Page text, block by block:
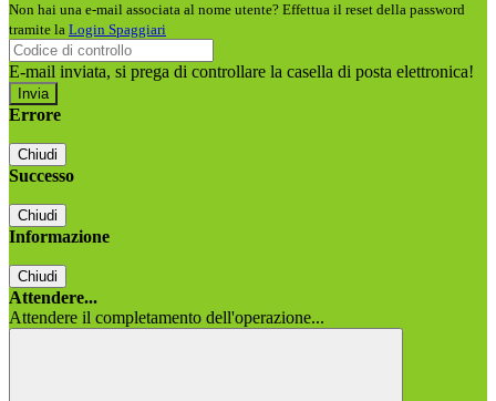
Non hai una e-mail associata al nome utente? Effettua il reset della password
tramite la Login Spaggiari
E-mail inviata, si prega di controllare la casella di posta elettronica!
Errore
Chiudi
Successo
Chiudi
Informazione
Chiudi
Attendere...
Attendere il completamento dell'operazione...